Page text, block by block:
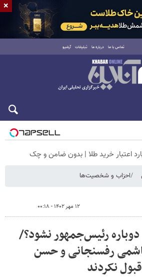
تماس با ما درباره ما تبلیغات آرشیو
۱۴۰۵
احزاب و شخصیت‌ها
۱۲ مهر ۱۴۰۲ - ۰۰:۱۸
رئیس‌جمهور نشود؟/
رفسنجانی و حسن
نکردند
×